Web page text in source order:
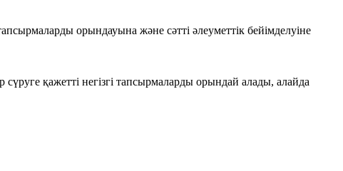
орындауына және сәтті әлеуметтік бейімделуіне
қажетті негізгі тапсырмаларды орындай алады, алайда